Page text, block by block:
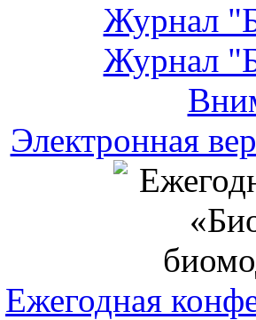
Журнал
Журнал
Электронная
Ежегодная